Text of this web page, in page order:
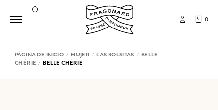
0
PÁGINA DE INICIO MUJER LAS BOLSITAS
BELLE
CHÉRIE
BELLE CHÉRIE